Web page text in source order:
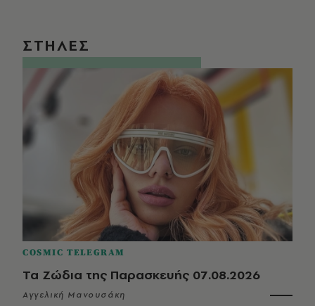
ΣΤΗΛΕΣ
COSMIC TELEGRAM
Τα Ζώδια της Παρασκευής 07.08.2026
Αγγελική Μανουσάκη